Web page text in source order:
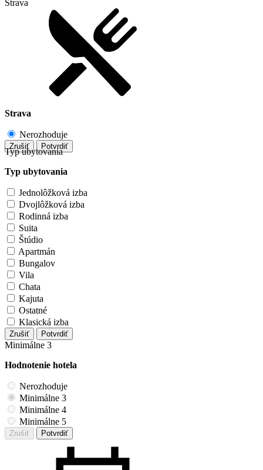
Strava
Strava
Nerozhoduje
Zrušiť Potvrdiť
Typ ubytovania
Typ ubytovania
Jednolôžková izba
Dvojlôžková izba
Rodinná izba
Suita
Štúdio
Apartmán
Bungalov
Vila
Chata
Kajuta
Ostatné
Klasická izba
Zrušiť Potvrdiť
Minimálne 3
Hodnotenie hotela
Nerozhoduje
Minimálne 3
Minimálne 4
Minimálne 5
Zrušiť Potvrdiť